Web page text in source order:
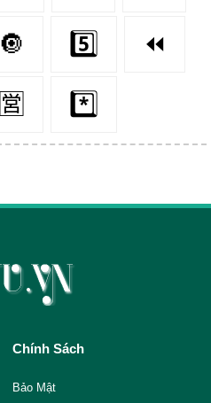
🔘 5️⃣ ⏪
🈺 *️⃣
Chính Sách
Bảo Mật